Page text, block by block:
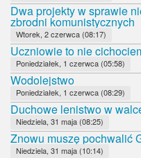
Dwa projekty w sprawie
zbrodni komunistycznych
Wtorek, 2 czerwca (08:17)
Uczniowie to nie
Poniedziałek, 1 czerwca (05:58)
Wodolejstwo
Poniedziałek, 1 czerwca (08:29)
Duchowe lenistwo w
Niedziela, 31 maja (08:25)
Znowu muszę pochwalić
Niedziela, 31 maja (10:14)